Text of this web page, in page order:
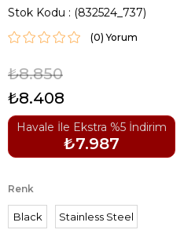
Stok Kodu (832524_737)
(0)
₺8.850
₺8.408
Havale İle Ekstra %5 İndirim
₺7.987
Renk
Black Stainless Steel